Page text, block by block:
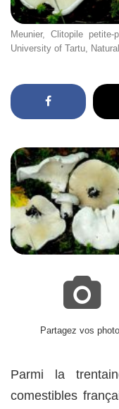
Meunier, Clitopile
University of Tartu,
Partagez vos
Parmi la
comestibles